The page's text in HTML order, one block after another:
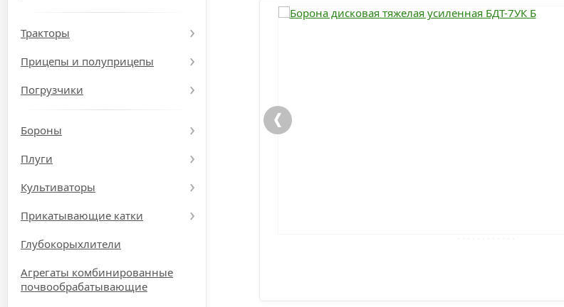
Тракторы
Прицепы и полуприцепы
Погрузчики
Бороны
Плуги
Культиваторы
Прикатывающие катки
Глубокорыхлители
Агрегаты комбинированные
почвообрабатывающие